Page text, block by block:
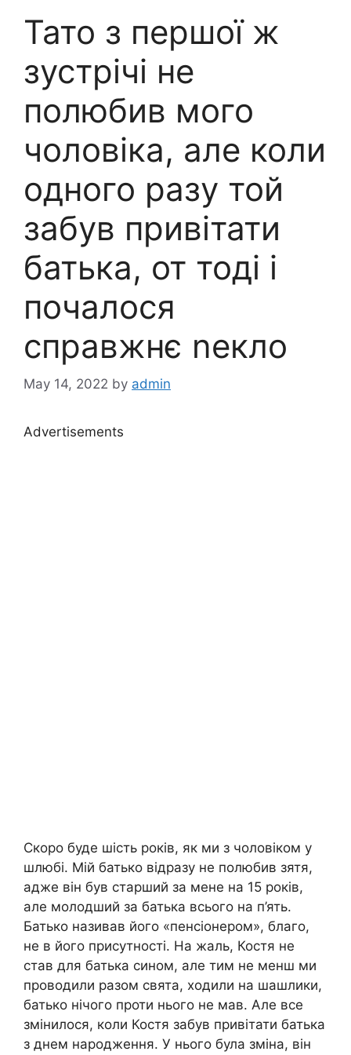
Тато з першої ж
зустрічі не
полюбив мого
чоловіка, але коли
одного разу той
забув привітати
батька, от тоді і
почалося
справжнє nекло
May 14, 2022 by admin
Advertisements
Скоро буде шість років, як ми з чоловіком у
шлюбі. Мій батько відразу не полюбив зятя,
адже він був старший за мене на 15 років,
але молодший за батька всього на п’ять.
Батько називав його «пенсіонером», благо,
не в його присутності. На жаль, Костя не
став для батька сином, але тим не менш ми
проводили разом свята, ходили на шашлики,
батько нічого проти нього не мав. Але все
змінилося, коли Костя забув привітати батька
з днем народження. У нього була зміна, він